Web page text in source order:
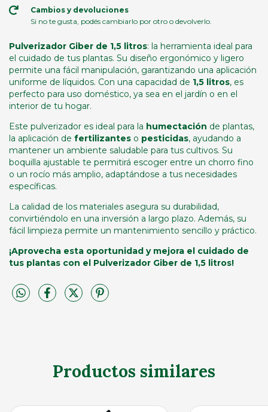
Cambios y devoluciones
Si no te gusta, podés cambiarlo por otro o devolverlo.
Pulverizador Giber de 1,5 litros: la herramienta ideal para
el cuidado de tus plantas. Su diseño ergonómico y ligero
permite una fácil manipulación, garantizando una aplicación
uniforme de líquidos. Con una capacidad de 1,5 litros, es
perfecto para uso doméstico, ya sea en el jardín o en el
interior de tu hogar.
Este pulverizador es ideal para la humectación de plantas,
la aplicación de fertilizantes o pesticidas, ayudando a
mantener un ambiente saludable para tus cultivos. Su
boquilla ajustable te permitirá escoger entre un chorro fino
o un rocío más amplio, adaptándose a tus necesidades
específicas.
La calidad de los materiales asegura su durabilidad,
convirtiéndolo en una inversión a largo plazo. Además, su
fácil limpieza permite un mantenimiento sencillo y práctico.
¡Aprovecha esta oportunidad y mejora el cuidado de
tus plantas con el Pulverizador Giber de 1,5 litros!
Productos similares